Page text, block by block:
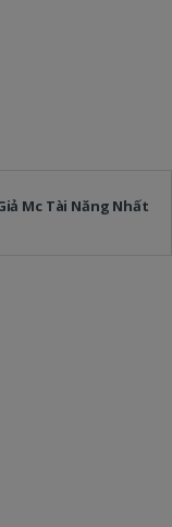
Mc Tài Năng Nhất